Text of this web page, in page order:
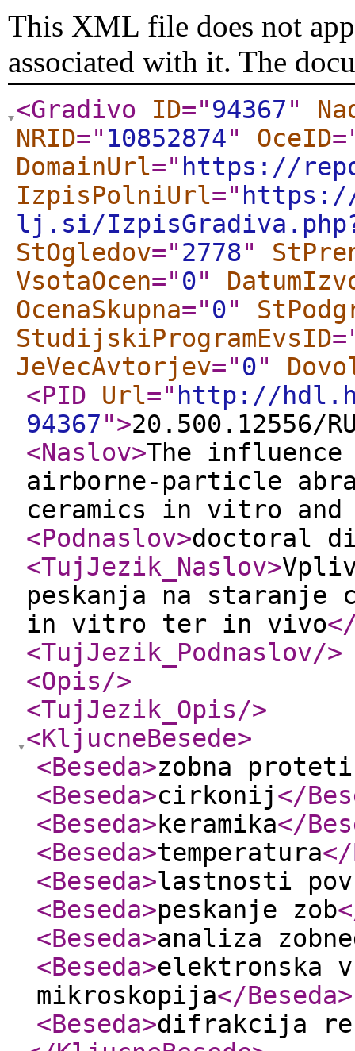
This XML file does not
associated with it. The
<Gradivo ID="94367"
NRID=" 10852874" OceID
DomainUrl=" https://
IzpisPolniUrl="
lj.si/
StOgledov="2778"
VsotaOcen="0"
OcenaSkupna="0"
StudijskiProgramEvsID
JeVecAvtorjev="0"
<PID
Url=" http://
94367">20.500.12556/
<Naslov>The
airborne-particle
ceramics in vitro
<Podnaslov>doctoral
<TujJezik_Naslov>
peskanja na staranje
in vitro ter in vivo
<TujJezik_Podnaslov/>
<Opis/>
<TujJezik_Opis/>
<KljucneBesede>
<Beseda>zobna
<Beseda>cirkonij</
<Beseda>keramika</
<Beseda>temperatura</
<Beseda>lastnosti
<Beseda>peskanje zob
<Beseda>analiza
<Beseda>elektronska
mikroskopija</Beseda>
<Beseda>difrakcija